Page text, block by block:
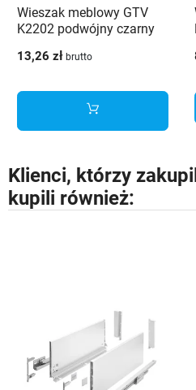
Wieszak meblowy GTV
K2202 podwójny czarny
13,26 zł brutto
Klienci, którzy
kupili również: